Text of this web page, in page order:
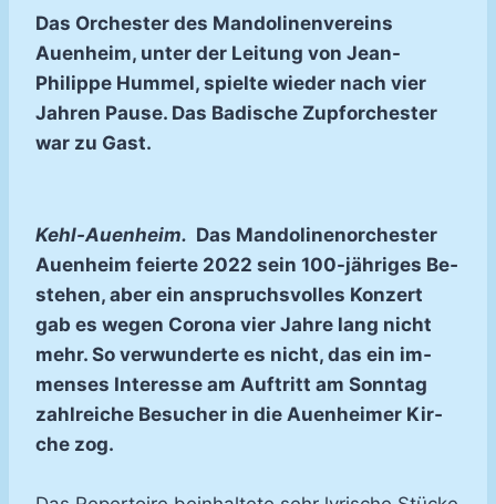
Das Orchester des Mandolinenvereins
Auenheim, unter der Leitung von Jean-
Philippe Hummel, spielte wieder nach vier
Jahren Pause. Das Badische Zupforchester
war zu Gast.
Kehl-​Au­en­heim. Das Man­do­li­nen­or­ches­ter
Au­en­heim fei­er­te 2022 sein 100-​jäh­ri­ges Be­
ste­hen, aber ein an­spruchs­vol­les Kon­zert
gab es we­gen Coro­na vier Jah­re lang nicht
mehr. So ver­wun­der­te es nicht, das ein im­
men­ses In­ter­es­se am Auf­tritt am Sonn­tag
zahl­rei­che Be­su­cher in die Auen­hei­mer Kir­
che zog.